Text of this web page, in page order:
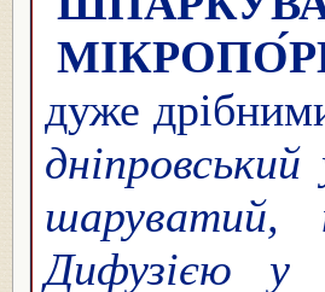
дуже
шаруватий,
Дифузією у